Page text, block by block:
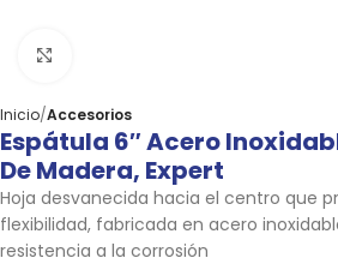
Inicio Accesorios
Espátula 6″ Acero
De Madera, Expert
Hoja desvanecida hacia el centro que
flexibilidad, fabricada en acero
resistencia a la corrosión